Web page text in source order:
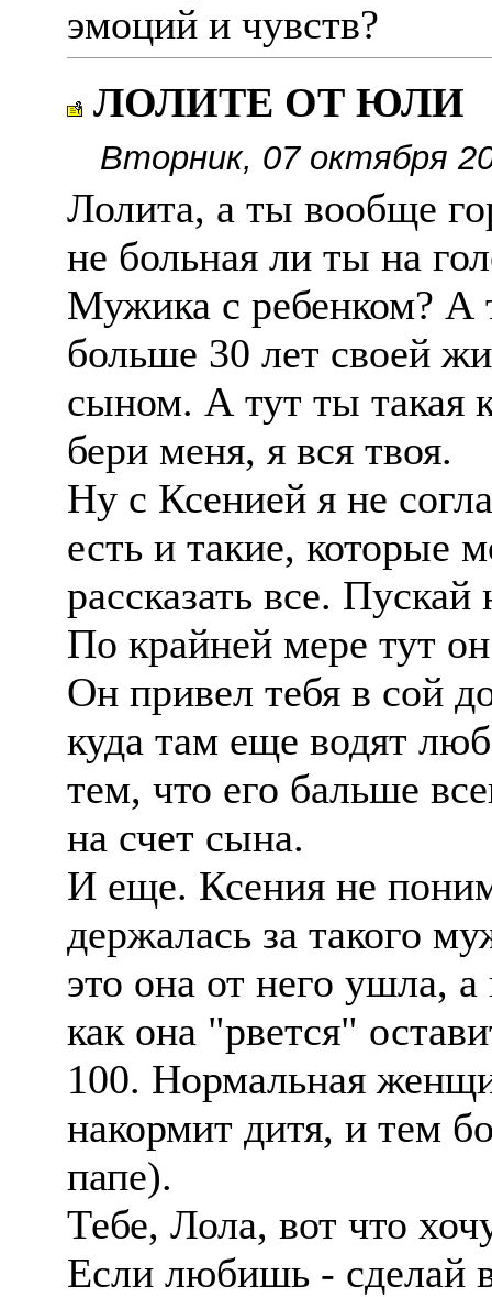
эмоций и чувств?
ЛОЛИТЕ ОТ ЮЛИ
Вторник, 07 октября
Лолита, а ты вообще
не больная ли ты на
Мужика с ребенком? А
больше 30 лет своей
сыном. А тут ты такая
бери меня, я вся твоя.
Ну с Ксенией я не
есть и такие, которые
рассказать все.
По крайней мере тут
Он привел тебя в сой
куда там еще водят
тем, что его бальше
на счет сына.
И еще. Ксения не
держалась за такого
это она от него ушла,
как она "рвется"
100. Нормальная
накормит дитя, и тем
папе).
Тебе, Лола, вот что
Если любишь - сделай